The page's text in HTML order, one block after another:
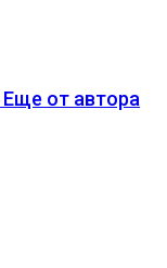
Еще от автора